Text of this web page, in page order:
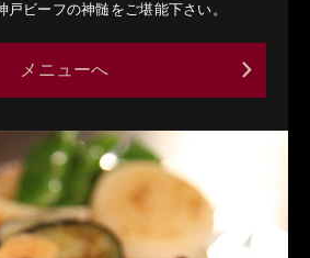
戸ビーフの神髄をご堪能下さい。
メニューへ